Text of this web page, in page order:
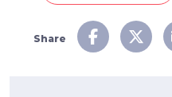
Share